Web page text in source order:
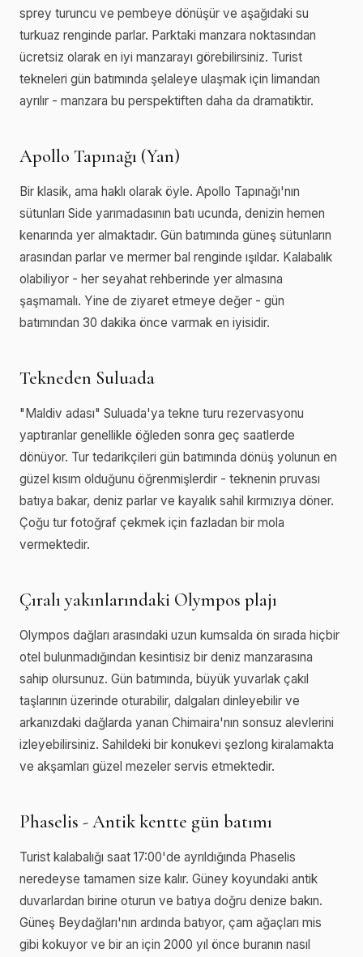
sprey turuncu ve pembeye dönüşür ve aşağıdaki su
turkuaz renginde parlar. Parktaki manzara noktasından
ücretsiz olarak en iyi manzarayı görebilirsiniz. Turist
tekneleri gün batımında şelaleye ulaşmak için limandan
ayrılır - manzara bu perspektiften daha da dramatiktir.
Apollo Tapınağı (Yan)
Bir klasik, ama haklı olarak öyle. Apollo Tapınağı'nın
sütunları Side yarımadasının batı ucunda, denizin hemen
kenarında yer almaktadır. Gün batımında güneş sütunların
arasından parlar ve mermer bal renginde ışıldar. Kalabalık
olabiliyor - her seyahat rehberinde yer almasına
şaşmamalı. Yine de ziyaret etmeye değer - gün
batımından 30 dakika önce varmak en iyisidir.
Tekneden Suluada
"Maldiv adası" Suluada'ya tekne turu rezervasyonu
yaptıranlar genellikle öğleden sonra geç saatlerde
dönüyor. Tur tedarikçileri gün batımında dönüş yolunun en
güzel kısım olduğunu öğrenmişlerdir - teknenin pruvası
batıya bakar, deniz parlar ve kayalık sahil kırmızıya döner.
Çoğu tur fotoğraf çekmek için fazladan bir mola
vermektedir.
Çıralı yakınlarındaki Olympos plajı
Olympos dağları arasındaki uzun kumsalda ön sırada hiçbir
otel bulunmadığından kesintisiz bir deniz manzarasına
sahip olursunuz. Gün batımında, büyük yuvarlak çakıl
taşlarının üzerinde oturabilir, dalgaları dinleyebilir ve
arkanızdaki dağlarda yanan Chimaira'nın sonsuz alevlerini
izleyebilirsiniz. Sahildeki bir konukevi şezlong kiralamakta
ve akşamları güzel mezeler servis etmektedir.
Phaselis - Antik kentte gün batımı
Turist kalabalığı saat 17:00'de ayrıldığında Phaselis
neredeyse tamamen size kalır. Güney koyundaki antik
duvarlardan birine oturun ve batıya doğru denize bakın.
Güneş Beydağları'nın ardında batıyor, çam ağaçları mis
gibi kokuyor ve bir an için 2000 yıl önce buranın nasıl